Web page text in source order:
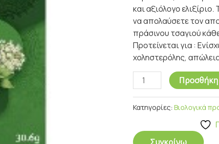
και αξιόλογο
να απολαύσετε τον
πράσινου τσαγιού
Προτείνεται για :
χοληστερόλης,
Προσθήκη
Κατηγορίες: Βιολογικά